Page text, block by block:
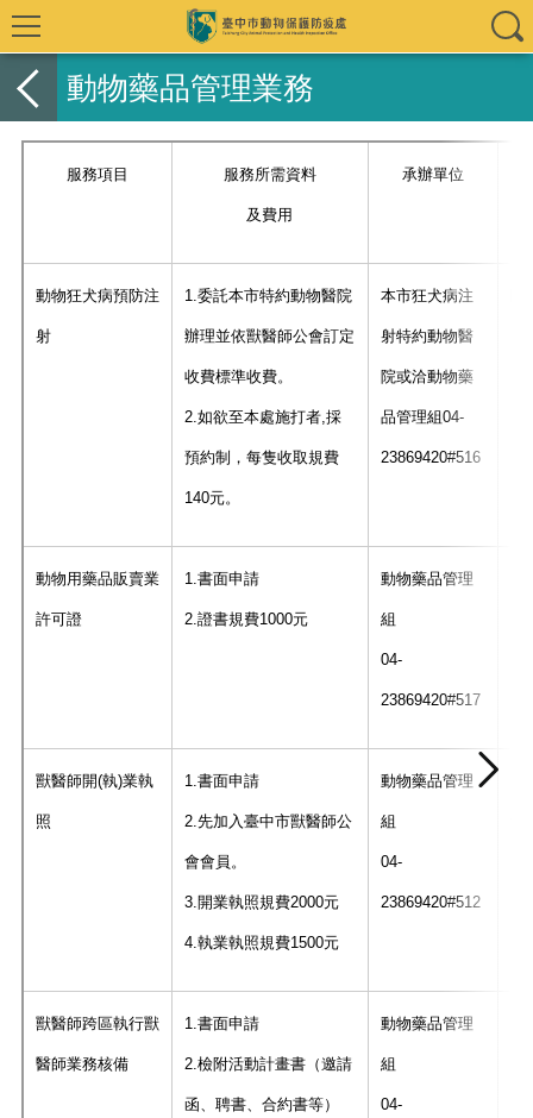
動物藥品管理業務
服務項目 服務所需資料
及費用
承辦單位
動物狂犬病預防注
射
1.委託本市特約動物醫院
辦理並依獸醫師公會訂定
收費標準收費。
2.如欲至本處施打者,採
預約制， 每隻收取規費
140元。
本市狂犬病注
射特約動物醫
院或洽動物藥
品管理組04-
23869420#516
動物用藥品販賣業
許可證
1.書面申請
2.證書規費1000元
動物藥品管理
組
04-
23869420#517
獸醫師開(執)業執
照
1.書面申請
2.先加入臺中市獸醫師公
會會員。
3.開業執照規費2000元
4.執業執照規費1500元
動物藥品管理
組
04-
23869420#512
獸醫師跨區執行獸
醫師業務核備
1.書面申請
2.檢附活動計畫書（邀請
函、聘書、合約書等）
動物藥品管理
組
04-